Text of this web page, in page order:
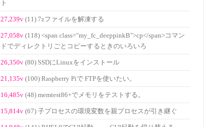
ト
27,239v (11) 7zファイルを解凍する
27,058v (118) <span class="my_fc_deeppinkB">cp</span>コマン
ドでディレクトリごとコピーするときのいろいろ
26,350v (80) SSDにLinuxをインストール
21,135v (100) Raspberry Piで FTPを使いたい。
16,485v (48) memtest86+でメモリをテストする。
15,814v (67) 子プロセスの環境変数を親プロセスが引き継ぐ